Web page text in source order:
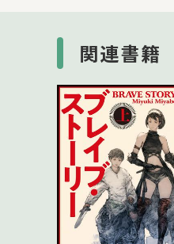
関連書籍